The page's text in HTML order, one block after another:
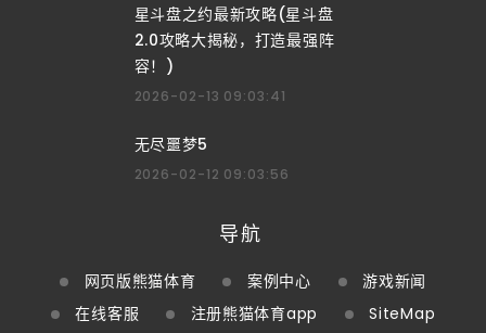
星斗盘之约最新攻略(星斗盘
2.0攻略大揭秘，打造最强阵
容！)
2026-02-13 09:03:41
无尽噩梦5
2026-02-12 09:03:56
导航
网页版熊猫体育 案例中心
游戏新闻
在线客服
注册熊猫体育app SiteMap